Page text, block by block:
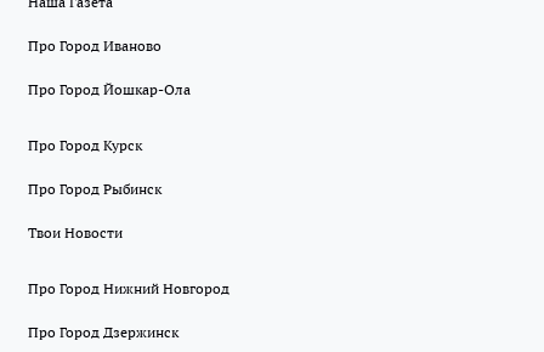
Про Город Иваново
Про Город Йошкар-Ола
Про Город Курск
Про Город Рыбинск
Твои Новости
Про Город Нижний Новгород
Про Город Дзержинск